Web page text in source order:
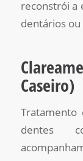
reconstrói a
dentários
Caseiro)
dentes